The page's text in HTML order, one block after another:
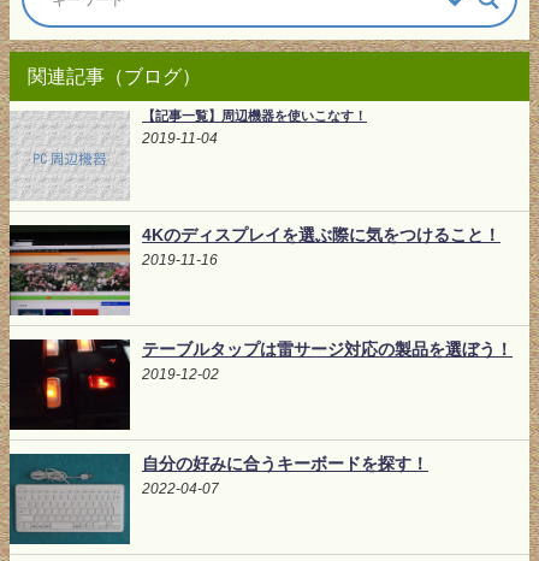
関連記事（ブログ）
【記事一覧】周辺機器を使いこなす！
2019-11-04
4Kのディスプレイを選ぶ際に気をつけること！
2019-11-16
テーブルタップは雷サージ対応の製品を選ぼう！
2019-12-02
自分の好みに合うキーボードを探す！
2022-04-07